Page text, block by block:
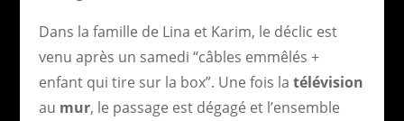
Dans la famille de Lina et Karim, le déclic est
venu après un samedi “câbles emmêlés +
enfant qui tire sur la box”. Une fois la télévision
au mur, le passage est dégagé et l’ensemble